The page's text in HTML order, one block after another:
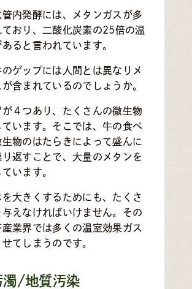
内発酵には、メタンガスが多
ており、二酸化炭素の25倍の温
ると言われています。
ゲップには人間とは異なりメ
含まれているのでしょうか。
４つあり、たくさんの微生物
ています。そこでは、牛の食べ
物のはたらきによって盛んに
返すことで、大量のメタンを
います。
大きくするためにも、たくさ
与えなければいけません。その
業界では多くの温室効果ガス
てしまうのです。
濁/地質汚染